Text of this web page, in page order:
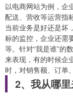
以电商网站为例，企
配送、营收等运营指
当前业务是好还是坏
标的监控，企业还需
等。针对“我是谁”的
来表现，有的时候企
时，对销售额、订单
2、我从哪